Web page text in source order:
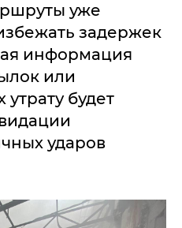
уже
задержек
информация
или
будет
ударов